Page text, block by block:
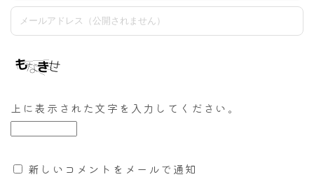
上に表示された文字を入力してください。
新しいコメントをメールで通知